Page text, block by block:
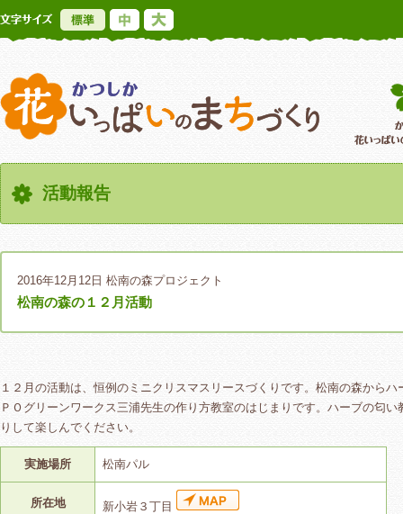
標準
かつしか花い
活動報告
2016年12月12日 松南の森プロジェクト
松南の森の１２月活動
１２月の活動は、恒例のミニクリスマスリースづくりです。松南の森から
ＰＯグリーンワークス三浦先生の作り方教室のはじまりです。ハーブの匂
りして楽しんでください。
実施場所 松南パル
所在地 新小岩３丁目